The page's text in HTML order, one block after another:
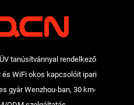
tanúsítvánnyal rendelkező
WiFi okos kapcsolóit ipari
gyár Wenzhou-ban, 30 km-